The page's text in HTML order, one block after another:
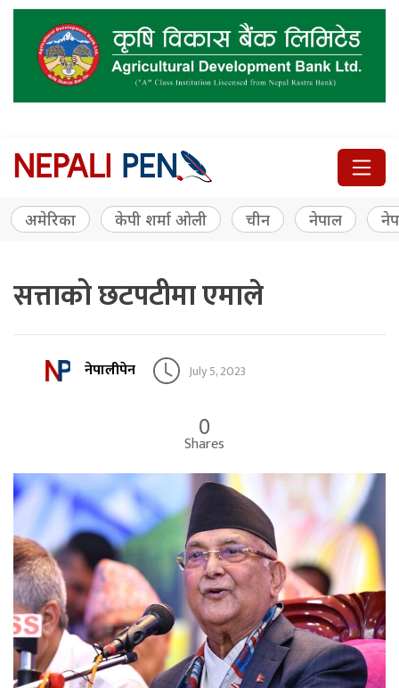
अमेरिका केपी शर्मा ओली चीन नेपाल
सत्ताको छटपटीमा एमाले
नेपालीपेन July 5, 2023
0
Shares